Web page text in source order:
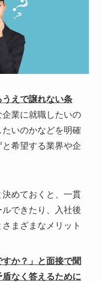
うえで譲れない条
業に就職したいの
いのかなどを明確
希望する業界や企
めておくと、一貫
できたり、入社後
まざまなメリット
すか？」と面接で聞
なく答えるために